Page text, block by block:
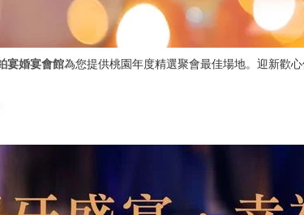
宴婚宴會館為您提供桃園年度精選聚會最佳場地。迎新歡